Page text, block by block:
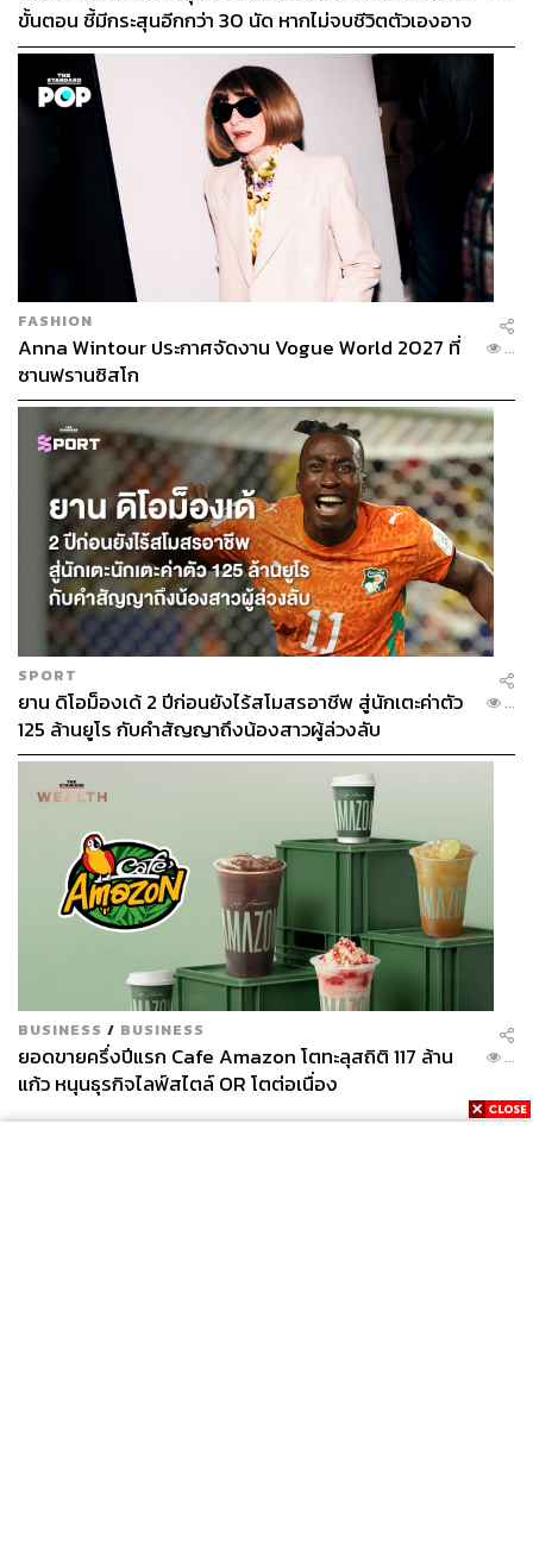
ขั้นตอน ชี้มีกระสุนอีกกว่า 30 นัด หากไม่จบชีวิตตัวเองอาจ
สูญเสียเพิ่ม
FASHION
Anna Wintour ประกาศจัดงาน Vogue World 2027 ที่
ซานฟรานซิสโก
...
SPORT
ยาน ดิโอม็องเด้ 2 ปีก่อนยังไร้สโมสรอาชีพ สู่นักเตะค่าตัว
125 ล้านยูโร กับคำสัญญาถึงน้องสาวผู้ล่วงลับ
...
BUSINESS / BUSINESS
ยอดขายครึ่งปีแรก Cafe Amazon โตทะลุสถิติ 117 ล้าน
แก้ว หนุนธุรกิจไลฟ์สไตล์ OR โตต่อเนื่อง
...